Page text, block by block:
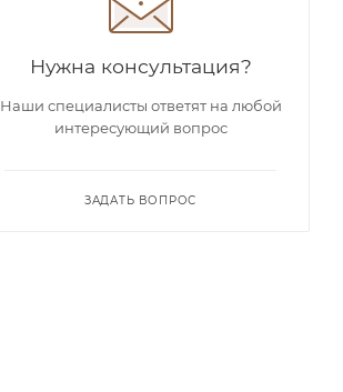
Нужна консультация?
Наши специалисты ответят на любой
интересующий вопрос
ЗАДАТЬ ВОПРОС